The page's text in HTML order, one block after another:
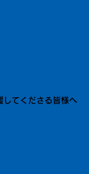
してくださる皆様へ